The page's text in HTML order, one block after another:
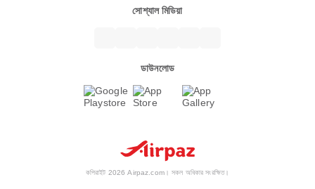
সোশ্যাল মিডিয়া
ডাউনলোড
কপিরাইট 2026 Airpaz.com। সকল অধিকার সংরক্ষিত।